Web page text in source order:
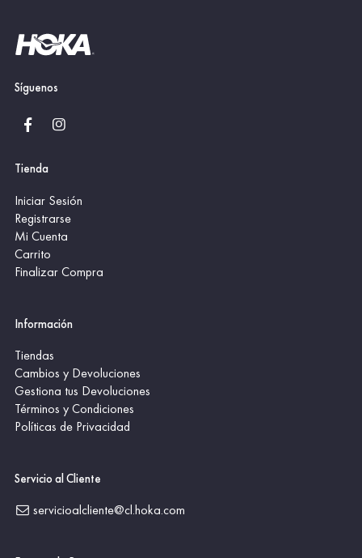
Síguenos
Tienda
Iniciar Sesión
Registrarse
Mi Cuenta
Carrito
Finalizar Compra
Información
Tiendas
Cambios y Devoluciones
Gestiona tus Devoluciones
Términos y Condiciones
Políticas de Privacidad
Servicio al Cliente
servicioalcliente@cl.hoka.com